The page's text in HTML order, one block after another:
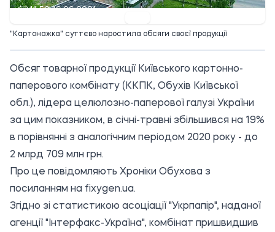
11:50 16.06.2021
"Картонажка" суттєво наростила обсяги своєї продукції
Обсяг товарної продукції Київського картонно-
паперового комбінату (ККПК, Обухів Київської
обл.), лідера целюлозно-паперової галузі України
за цим показником, в січні-травні збільшився на 19%
в порівнянні з аналогічним періодом 2020 року - до
2 млрд 709 млн грн.
Про це повідомляють Хроніки Обухова з
посиланням на fixygen.ua.
Згідно зі статистикою асоціації "Укрпапір", наданої
агенції "Інтерфакс-Україна", комбінат пришвидшив